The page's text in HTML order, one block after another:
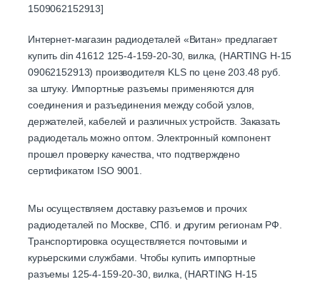
1509062152913]
Интернет-магазин радиодеталей «Витан» предлагает
купить din 41612 125-4-159-20-30, вилка, (HARTING H-15
09062152913) производителя KLS по цене 203.48 руб.
за штуку. Импортные разъемы применяются для
соединения и разъединения между собой узлов,
держателей, кабелей и различных устройств. Заказать
радиодеталь можно оптом. Электронный компонент
прошел проверку качества, что подтверждено
сертификатом ISO 9001.
Мы осуществляем доставку разъемов и прочих
радиодеталей по Москве, СПб. и другим регионам РФ.
Транспортировка осуществляется почтовыми и
курьерскими службами. Чтобы купить импортные
разъемы 125-4-159-20-30, вилка, (HARTING H-15